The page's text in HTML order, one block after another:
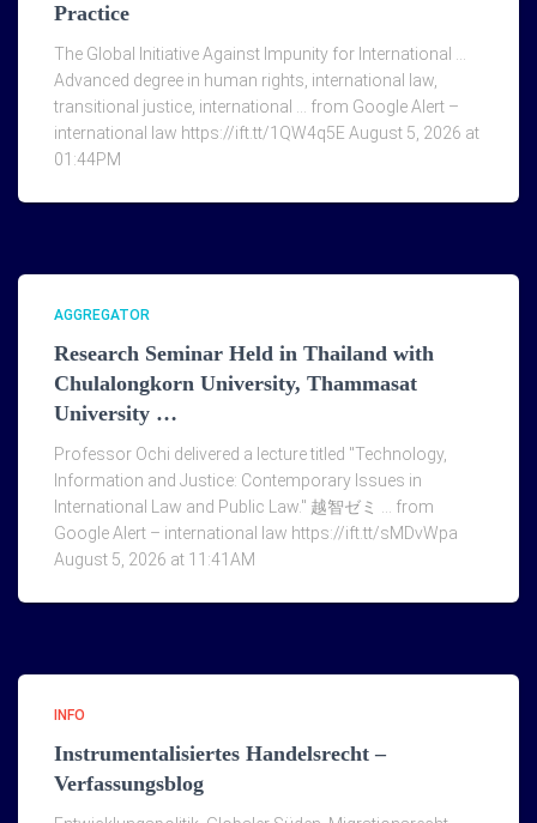
Practice
The Global Initiative Against Impunity for International …
Advanced degree in human rights, international law,
transitional justice, international … from Google Alert –
international law https://ift.tt/1QW4q5E August 5, 2026 at
01:44PM
AGGREGATOR
Research Seminar Held in Thailand with
Chulalongkorn University, Thammasat
University …
Professor Ochi delivered a lecture titled "Technology,
Information and Justice: Contemporary Issues in
International Law and Public Law." 越智ゼミ … from
Google Alert – international law https://ift.tt/sMDvWpa
August 5, 2026 at 11:41AM
INFO
Instrumentalisiertes Handelsrecht –
Verfassungsblog